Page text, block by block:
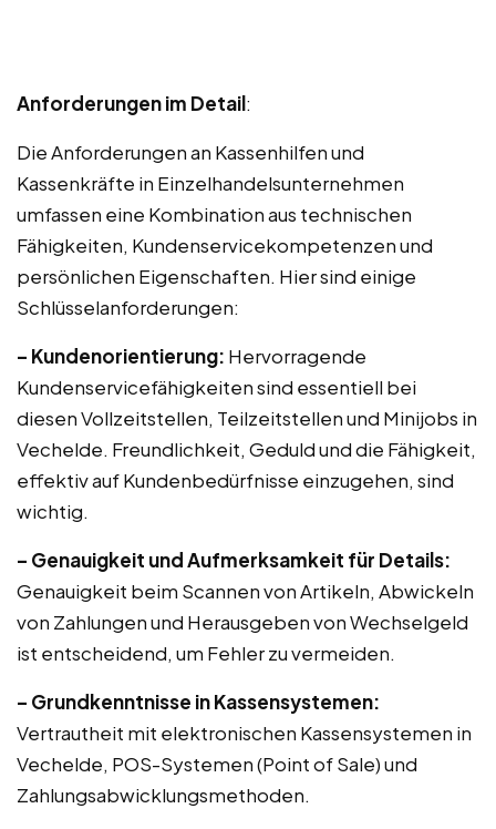
Anforderungen im Detail:
Die Anforderungen an Kassenhilfen und
Kassenkräfte in Einzelhandelsunternehmen
umfassen eine Kombination aus technischen
Fähigkeiten, Kundenservicekompetenzen und
persönlichen Eigenschaften. Hier sind einige
Schlüsselanforderungen:
– Kundenorientierung: Hervorragende
Kundenservicefähigkeiten sind essentiell bei
diesen Vollzeitstellen, Teilzeitstellen und Minijobs in
Vechelde. Freundlichkeit, Geduld und die Fähigkeit,
effektiv auf Kundenbedürfnisse einzugehen, sind
wichtig.
– Genauigkeit und Aufmerksamkeit für Details:
Genauigkeit beim Scannen von Artikeln, Abwickeln
von Zahlungen und Herausgeben von Wechselgeld
ist entscheidend, um Fehler zu vermeiden.
– Grundkenntnisse in Kassensystemen:
Vertrautheit mit elektronischen Kassensystemen in
Vechelde, POS-Systemen (Point of Sale) und
Zahlungsabwicklungsmethoden.